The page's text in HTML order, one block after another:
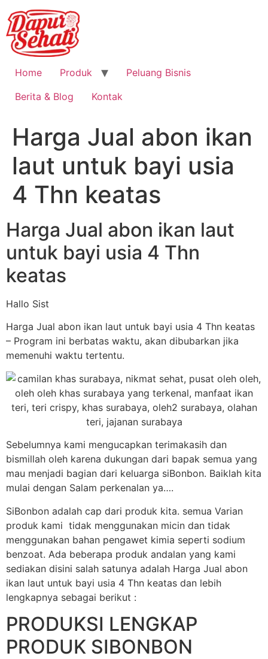
Home Produk
Peluang Bisnis
Berita & Blog
Kontak
Harga Jual abon ikan
laut untuk bayi usia
4 Thn keatas
Harga Jual abon ikan laut
untuk bayi usia 4 Thn
keatas
Hallo Sist
Harga Jual abon ikan laut untuk bayi usia 4 Thn keatas
– Program ini berbatas waktu, akan dibubarkan jika
memenuhi waktu tertentu.
Sebelumnya kami mengucapkan terimakasih dan
bismillah oleh karena dukungan dari bapak semua yang
mau menjadi bagian dari keluarga siBonbon. Baiklah kita
mulai dengan Salam perkenalan ya….
SiBonbon adalah cap dari produk kita. semua Varian
produk kami tidak menggunakan micin dan tidak
menggunakan bahan pengawet kimia seperti sodium
benzoat. Ada beberapa produk andalan yang kami
sediakan disini salah satunya adalah Harga Jual abon
ikan laut untuk bayi usia 4 Thn keatas dan lebih
lengkapnya sebagai berikut :
PRODUKSI LENGKAP
PRODUK SIBONBON